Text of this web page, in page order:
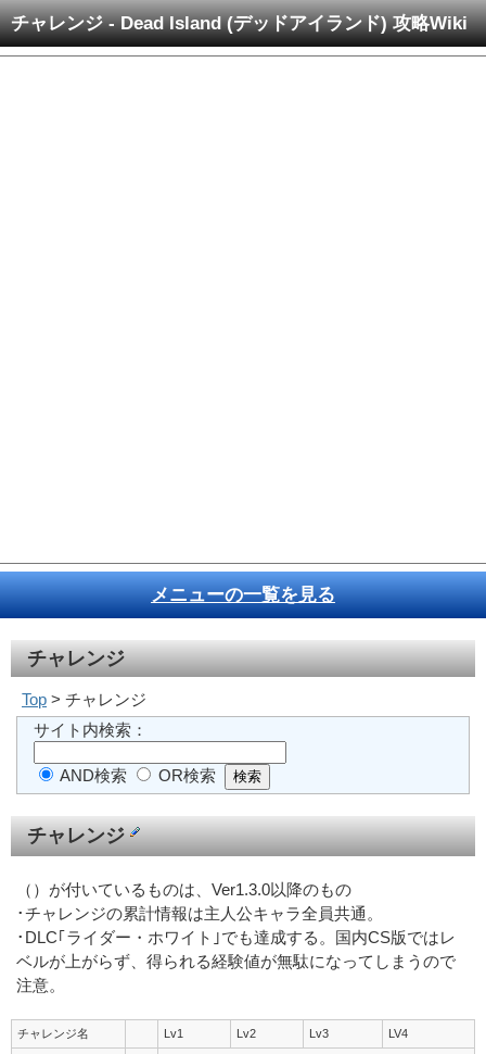
チャレンジ - Dead Island (デッドアイランド) 攻略Wiki
メニューの一覧を見る
チャレンジ
Top > チャレンジ
サイト内検索：
AND検索 OR検索
チャレンジ
（）が付いているものは、Ver1.3.0以降のもの
･チャレンジの累計情報は主人公キャラ全員共通。
･DLC｢ライダー・ホワイト｣でも達成する。国内CS版ではレ
ベルが上がらず、得られる経験値が無駄になってしまうので
注意。
チャレンジ名 Lv1 Lv2 Lv3 LV4